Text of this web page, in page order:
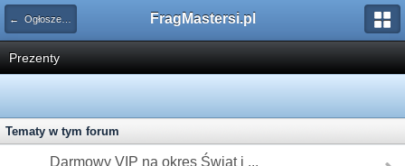
← Ogłoszenia FragMastersi.pl
Prezenty
Tematy w tym forum
Darmowy VIP na okres Świąt i ...